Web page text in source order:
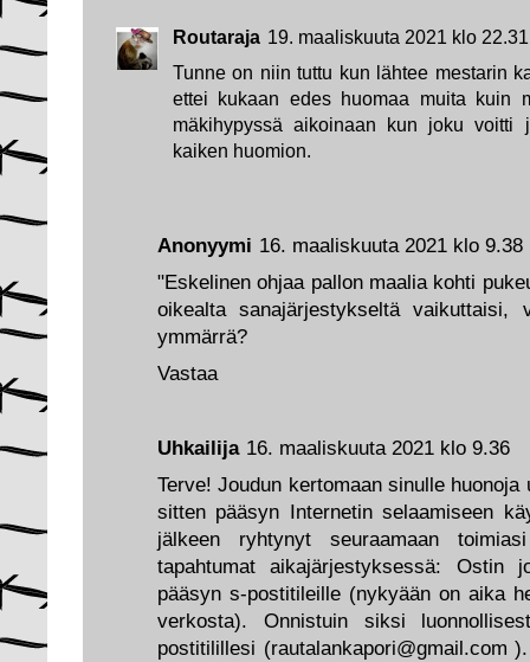
Uhkailija 16. maaliskuuta 2021 klo 9.36
Terve! Joudun kertomaan sinulle
sitten pääsyn Internetin selaamiseen
jälkeen ryhtynyt seuraamaan
tapahtumat aikajärjestyksessä: Ostin
pääsyn s-postitileille (nykyään on aika
verkosta). Onnistuin siksi
postitilillesi (rautalankapori@gmail.com
Anonyymi 16. maaliskuuta 2021 klo 9.38
"Eskelinen ohjaa pallon maalia kohti
oikealta sanajärjestykseltä
ymmärrä?
Vastaa
Routaraja 19. maaliskuuta 2021 klo 22.31
Tunne on niin tuttu kun lähtee mestarin
ettei kukaan edes huomaa muita kuin
mäkihypyssä aikoinaan kun joku voitti
kaiken huomion.